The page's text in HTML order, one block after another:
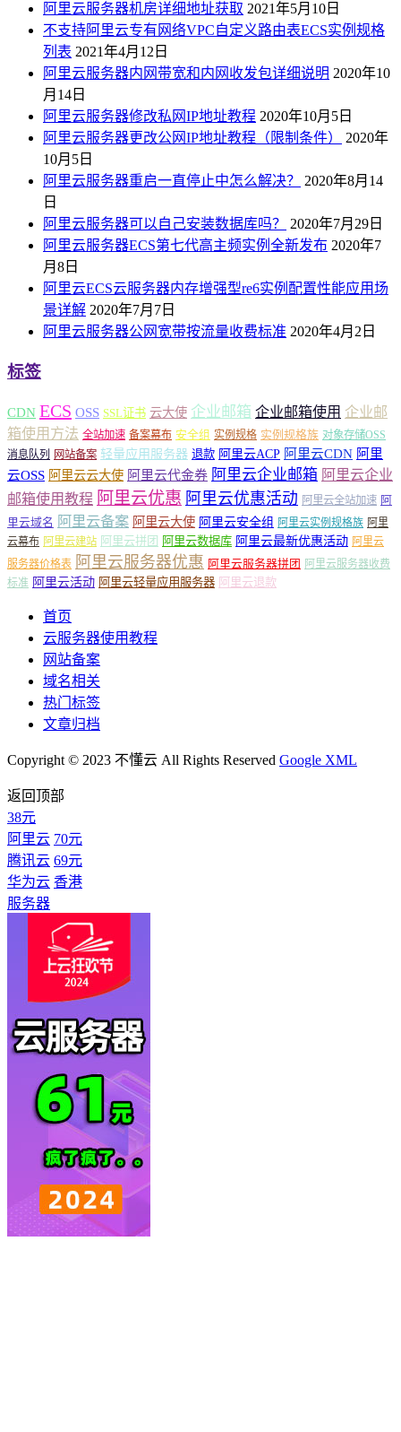
阿里云服务器机房详细地址获取 2021年5月10日
不支持阿里云专有网络VPC自定义路由表ECS实例规格
列表 2021年4月12日
阿里云服务器内网带宽和内网收发包详细说明 2020年10
月14日
阿里云服务器修改私网IP地址教程 2020年10月5日
阿里云服务器更改公网IP地址教程（限制条件）
2020年
10月5日
阿里云服务器重启一直停止中怎么解决？
2020年8月14
日
阿里云服务器可以自己安装数据库吗？
2020年7月29日
阿里云服务器ECS第七代高主频实例全新发布 2020年7
月8日
阿里云ECS云服务器内存增强型re6实例配置性能应用场
景详解 2020年7月7日
阿里云服务器公网宽带按流量收费标准 2020年4月2日
标签
CDN ECS OSS SSL证书 云大使 企业邮箱 企业邮箱使用 企业邮
箱使用方法 全站加速 备案幕布 安全组 实例规格 实例规格族 对象存储OSS
消息队列
网站备案 轻量应用服务器 退款 阿里云ACP 阿里云CDN 阿里
云OSS 阿里云云大使 阿里云代金券 阿里云企业邮箱 阿里云企业
邮箱使用教程 阿里云优惠 阿里云优惠活动 阿里云全站加速 阿
里云域名 阿里云备案 阿里云大使 阿里云安全组 阿里云实例规格族 阿里
云幕布 阿里云建站 阿里云拼团 阿里云数据库 阿里云最新优惠活动 阿里云
服务器价格表 阿里云服务器优惠 阿里云服务器拼团 阿里云服务器收费
标准 阿里云活动 阿里云轻量应用服务器 阿里云退款
首页
云服务器使用教程
网站备案
域名相关
热门标签
文章归档
Copyright © 2023 不懂云 All Rights Reserved Google XML
返回顶部
38元
阿里云 70元
腾讯云 69元
华为云 香港
服务器